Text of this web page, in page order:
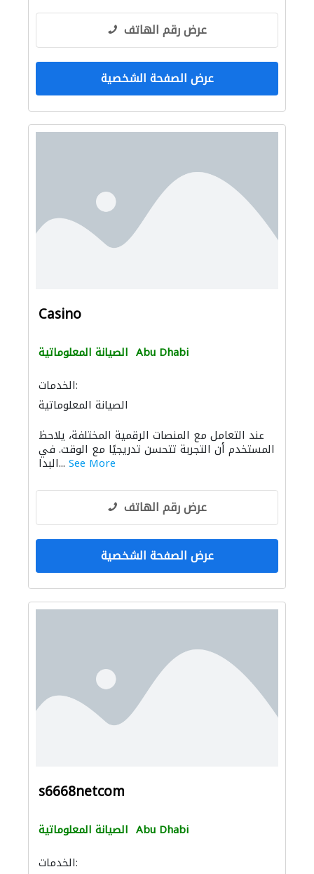
عرض رقم الهاتف
عرض الصفحة الشخصية
Casino
الصيانة المعلوماتية Abu Dhabi
الخدمات:
الصيانة المعلوماتية
عند التعامل مع المنصات الرقمية المختلفة، يلاحظ
المستخدم أن التجربة تتحسن تدريجيًا مع الوقت. في
البدا... See More
عرض رقم الهاتف
عرض الصفحة الشخصية
s6668netcom
الصيانة المعلوماتية Abu Dhabi
الخدمات: